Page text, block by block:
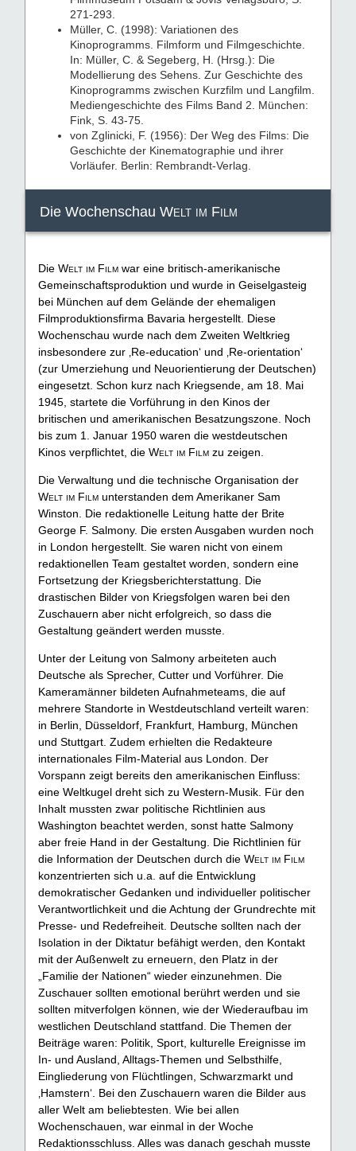
271-293.
Müller, C. (1998): Variationen des
Kinoprogramms. Filmform und Filmgeschichte.
In: Müller, C. & Segeberg, H. (Hrsg.): Die
Modellierung des Sehens. Zur Geschichte des
Kinoprogramms zwischen Kurzfilm und Langfilm.
Mediengeschichte des Films Band 2. München:
Fink, S. 43-75.
von Zglinicki, F. (1956): Der Weg des Films: Die
Geschichte der Kinematographie und ihrer
Vorläufer. Berlin: Rembrandt-Verlag.
Die WochenschauWelt im Film
Die Welt im Film war eine britisch-amerikanische
Gemeinschaftsproduktion und wurde in Geiselgasteig
bei München auf dem Gelände der ehemaligen
Filmproduktionsfirma Bavaria hergestellt. Diese
Wochenschau wurde nach dem Zweiten Weltkrieg
insbesondere zur ‚Re-education‘ und ‚Re-orientation‘
(zur Umerziehung und Neuorientierung der Deutschen)
eingesetzt. Schon kurz nach Kriegsende, am 18. Mai
1945, startete die Vorführung in den Kinos der
britischen und amerikanischen Besatzungszone. Noch
bis zum 1. Januar 1950 waren die westdeutschen
Kinos verpflichtet, die Welt im Film zu zeigen.
Die Verwaltung und die technische Organisation der
Welt im Film unterstanden dem Amerikaner Sam
Winston. Die redaktionelle Leitung hatte der Brite
George F. Salmony. Die ersten Ausgaben wurden noch
in London hergestellt. Sie waren nicht von einem
redaktionellen Team gestaltet worden, sondern eine
Fortsetzung der Kriegsberichterstattung. Die
drastischen Bilder von Kriegsfolgen waren bei den
Zuschauern aber nicht erfolgreich, so dass die
Gestaltung geändert werden musste.
Unter der Leitung von Salmony arbeiteten auch
Deutsche als Sprecher, Cutter und Vorführer. Die
Kameramänner bildeten Aufnahmeteams, die auf
mehrere Standorte in Westdeutschland verteilt waren:
in Berlin, Düsseldorf, Frankfurt, Hamburg, München
und Stuttgart. Zudem erhielten die Redakteure
internationales Film-Material aus London. Der
Vorspann zeigt bereits den amerikanischen Einfluss:
eine Weltkugel dreht sich zu Western-Musik. Für den
Inhalt mussten zwar politische Richtlinien aus
Washington beachtet werden, sonst hatte Salmony
aber freie Hand in der Gestaltung. Die Richtlinien für
die Information der Deutschen durch die Welt im Film
konzentrierten sich u.a. auf die Entwicklung
demokratischer Gedanken und individueller politischer
Verantwortlichkeit und die Achtung der Grundrechte mit
Presse- und Redefreiheit. Deutsche sollten nach der
Isolation in der Diktatur befähigt werden, den Kontakt
mit der Außenwelt zu erneuern, den Platz in der
„Familie der Nationen“ wieder einzunehmen. Die
Zuschauer sollten emotional berührt werden und sie
sollten mitverfolgen können, wie der Wiederaufbau im
westlichen Deutschland stattfand. Die Themen der
Beiträge waren: Politik, Sport, kulturelle Ereignisse im
In- und Ausland, Alltags-Themen und Selbsthilfe,
Eingliederung von Flüchtlingen, Schwarzmarkt und
‚Hamstern‘. Bei den Zuschauern waren die Bilder aus
aller Welt am beliebtesten. Wie bei allen
Wochenschauen, war einmal in der Woche
Redaktionsschluss. Alles was danach geschah musste